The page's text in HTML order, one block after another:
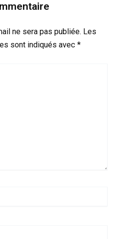
ne sera pas publiée. Les
sont indiqués avec *